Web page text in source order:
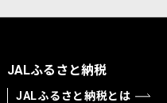
JALふるさと納税
JALふるさと納税とは